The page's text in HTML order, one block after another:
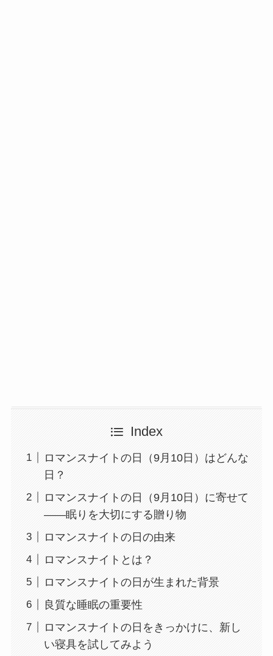
Index
ロマンスナイトの日（9月10日）はどんな
日？
ロマンスナイトの日（9月10日）に寄せて
――眠りを大切にする贈り物
ロマンスナイトの日の由来
ロマンスナイトとは？
ロマンスナイトの日が生まれた背景
良質な睡眠の重要性
ロマンスナイトの日をきっかけに、新し
い寝具を試してみよう